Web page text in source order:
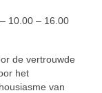
– 10.00 – 16.00
de vertrouwde
het
van